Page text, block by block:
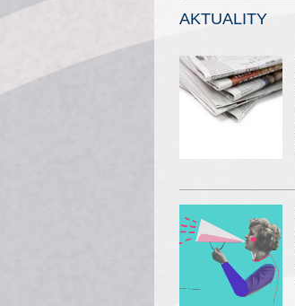
AKTUALITY